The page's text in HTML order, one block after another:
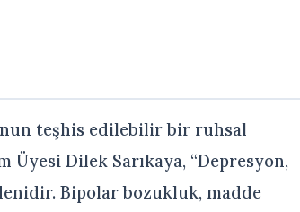
teşhis edilebilir bir ruhsal
Üyesi Dilek Sarıkaya, “Depresyon,
Bipolar bozukluk, madde